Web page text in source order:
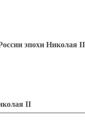
эпохи Николая II
II